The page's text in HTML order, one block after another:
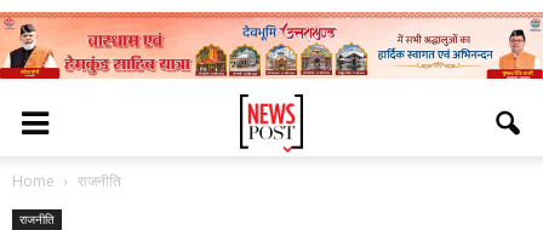
Home राजनीति
राजनीति